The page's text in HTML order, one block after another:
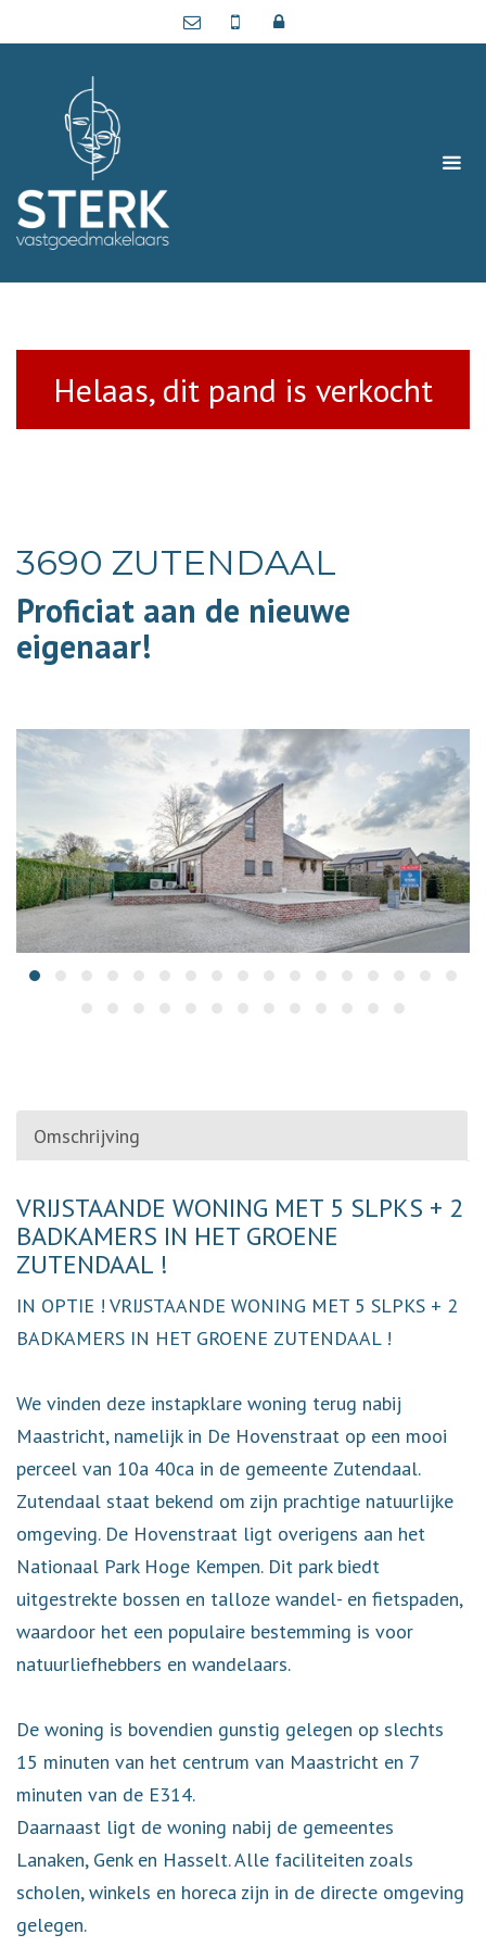
Helaas, dit pand is verkocht
3690 ZUTENDAAL
Proficiat aan de nieuwe
eigenaar!
Omschrijving
Omschrijving
VRIJSTAANDE WONING MET 5 SLPKS + 2
BADKAMERS IN HET GROENE
ZUTENDAAL !
IN OPTIE ! VRIJSTAANDE WONING MET 5 SLPKS + 2
BADKAMERS IN HET GROENE ZUTENDAAL !
We vinden deze instapklare woning terug nabij
Maastricht, namelijk in De Hovenstraat op een mooi
perceel van 10a 40ca in de gemeente Zutendaal.
Zutendaal staat bekend om zijn prachtige natuurlijke
omgeving. De Hovenstraat ligt overigens aan het
Nationaal Park Hoge Kempen. Dit park biedt
uitgestrekte bossen en talloze wandel- en fietspaden,
waardoor het een populaire bestemming is voor
natuurliefhebbers en wandelaars.
De woning is bovendien gunstig gelegen op slechts
15 minuten van het centrum van Maastricht en 7
minuten van de E314.
Daarnaast ligt de woning nabij de gemeentes
Lanaken, Genk en Hasselt. Alle faciliteiten zoals
scholen, winkels en horeca zijn in de directe omgeving
gelegen.